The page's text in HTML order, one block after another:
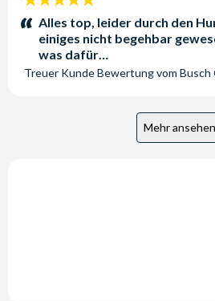
Sterne:Alles top, leider durch den
einiges nicht begehbar
was dafür…
Treuer KundeBewertung vom Busch